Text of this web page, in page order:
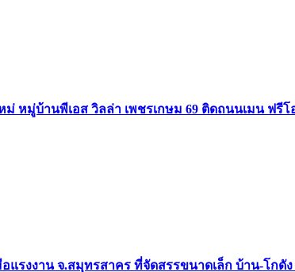
หมู่บ้านพีเอส วิลล่า เพชรเกษม 69 ติดถนนเมน ฟรีโอ
รงงาน จ.สมุทรสาคร ที่จัดสรรขนาดเล็ก บ้าน-โกดัง